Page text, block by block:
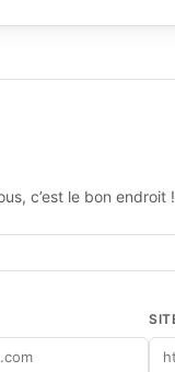
c’est le bon endroit !